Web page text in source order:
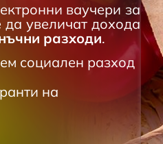
ваучери за
да увеличат дохода
разходи.
социален разход
на